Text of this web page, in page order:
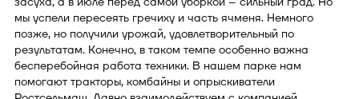
мы успели пересеять гречиху и часть ячменя. Немного
позже, но получили урожай, удовлетворительный по
результатам. Конечно, в таком темпе особенно важна
бесперебойная работа техники. В нашем парке нам
помогают тракторы, комбайны и опрыскиватели